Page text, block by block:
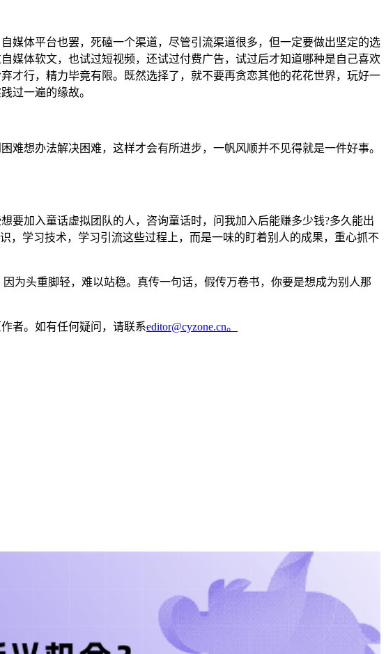
媒体平台也罢，死磕一个渠道，尽管引流渠道很多，但一定要做出坚定的选
媒体软文，也试过短视频，还试过付费广告，试过后才知道哪种是自己喜欢
才行，精力毕竟有限。既然选择了，就不要再贪恋其他的花花世界，玩好一
过一遍的缘故。
想办法解决困难，这样才会有所进步，一帆风顺并不见得就是一件好事。
要加入童话虚拟团队的人，咨询童话时，问我加入后能赚多少钱?多久能出
，学习技术，学习引流这些过程上，而是一味的盯着别人的成果，重心抓不
为头重脚轻，难以站稳。真传一句话，假传万卷书，你要是想成为别人那
者。如有任何疑问，请联系editor@cyzone.cn。